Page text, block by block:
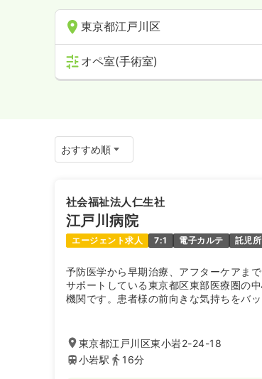
東京都江戸川区
オペ室(手術室)
社会福祉法人仁生社
江戸川病院
エージェント求人 7:1 電子カルテ 託児所
予防医学から早期治療、アフターケアま
サポートしている東京都区東部医療圏の
機関です。患者様の前向きな気持ちをバ
東京都江戸川区東小岩2-24-18
小岩駅
16分